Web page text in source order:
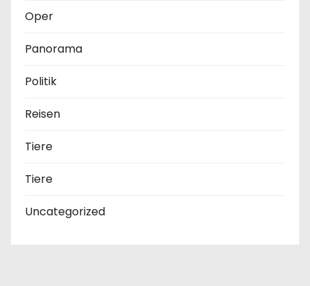
Oper
Panorama
Politik
Reisen
Tiere
Tiere
Uncategorized